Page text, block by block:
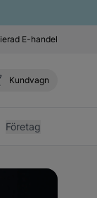
E-handel
Kundvagn
Företag
links.